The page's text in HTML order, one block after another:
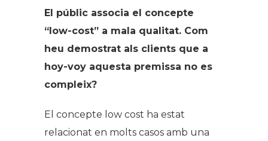
El públic associa el concepte
“low-cost” a mala qualitat. Com
heu demostrat als clients que a
hoy-voy aquesta premissa no es
compleix?
El concepte low cost ha estat
relacionat en molts casos amb una